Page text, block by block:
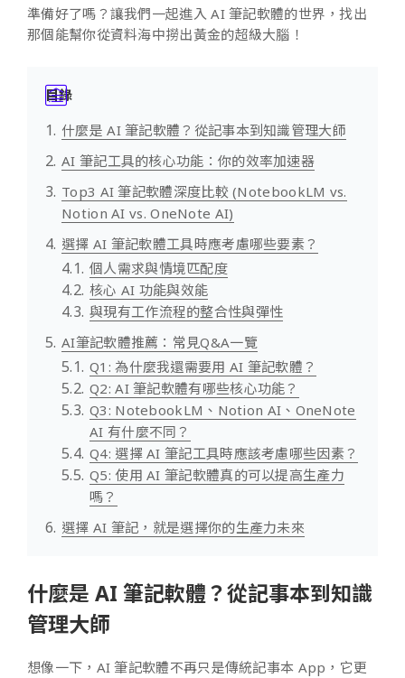
準備好了嗎？讓我們一起進入 AI 筆記軟體的世界，找出
那個能幫你從資料海中撈出黃金的超級大腦！
目錄
什麼是 AI 筆記軟體？從記事本到知識管理大師
AI 筆記工具的核心功能：你的效率加速器
Top3 AI 筆記軟體深度比較 (NotebookLM vs.
Notion AI vs. OneNote AI)
選擇 AI 筆記軟體工具時應考慮哪些要素？
個人需求與情境匹配度
核心 AI 功能與效能
與現有工作流程的整合性與彈性
AI筆記軟體推薦：常見Q&A一覽
Q1: 為什麼我還需要用 AI 筆記軟體？
Q2: AI 筆記軟體有哪些核心功能？
Q3: NotebookLM、Notion AI、OneNote
AI 有什麼不同？
Q4: 選擇 AI 筆記工具時應該考慮哪些因素？
Q5: 使用 AI 筆記軟體真的可以提高生產力
嗎？
選擇 AI 筆記，就是選擇你的生產力未來
什麼是 AI 筆記軟體？從記事本到知識
管理大師
想像一下，AI 筆記軟體不再只是傳統記事本 App，它更